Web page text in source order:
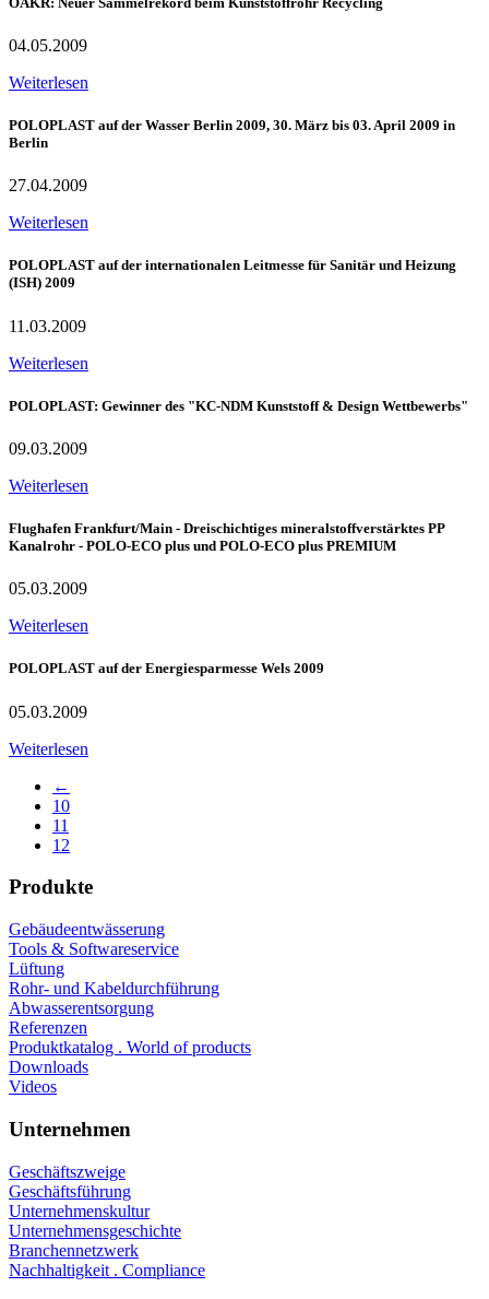
04.05.2009
Weiterlesen
POLOPLAST auf der Wasser Berlin 2009, 30. März bis 03. April 2009 in
Berlin
27.04.2009
Weiterlesen
POLOPLAST auf der internationalen Leitmesse für Sanitär und Heizung
(ISH) 2009
11.03.2009
Weiterlesen
POLOPLAST: Gewinner des "KC-NDM Kunststoff & Design Wettbewerbs"
09.03.2009
Weiterlesen
Flughafen Frankfurt/Main - Dreischichtiges mineralstoffverstärktes PP
Kanalrohr - POLO-ECO plus und POLO-ECO plus PREMIUM
05.03.2009
Weiterlesen
POLOPLAST auf der Energiesparmesse Wels 2009
05.03.2009
Weiterlesen
←
10
11
12
Produkte
Gebäudeentwässerung
Tools & Softwareservice
Lüftung
Rohr- und Kabeldurchführung
Abwasserentsorgung
Referenzen
Produktkatalog . World of products
Downloads
Videos
Unternehmen
Geschäftszweige
Geschäftsführung
Unternehmenskultur
Unternehmensgeschichte
Branchennetzwerk
Nachhaltigkeit . Compliance